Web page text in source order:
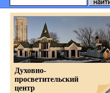
Духовно-
просветительский
центр